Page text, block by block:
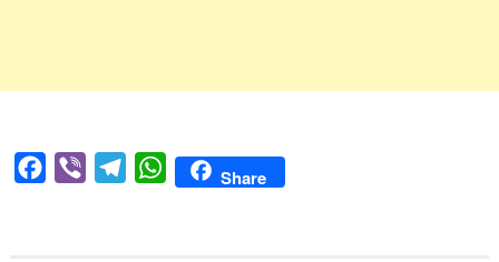
Facebook
Viber TelegramWhatsAppShare